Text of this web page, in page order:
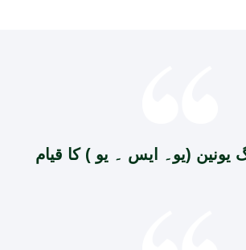
یونین (یو۔ ایس ۔ یو ) کا قیام